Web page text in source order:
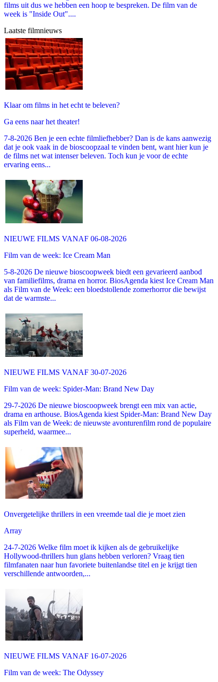
films uit dus we hebben een hoop te bespreken. De film van de
week is "Inside Out"....
Laatste filmnieuws
Klaar om films in het echt te beleven?
Ga eens naar het theater!
7-8-2026 Ben je een echte filmliefhebber? Dan is de kans aanwezig
dat je ook vaak in de bioscoopzaal te vinden bent, want hier kun je
de films net wat intenser beleven. Toch kun je voor de echte
ervaring eens...
NIEUWE FILMS VANAF 06-08-2026
Film van de week: Ice Cream Man
5-8-2026 De nieuwe bioscoopweek biedt een gevarieerd aanbod
van familiefilms, drama en horror. BiosAgenda kiest Ice Cream Man
als Film van de Week: een bloedstollende zomerhorror die bewijst
dat de warmste...
NIEUWE FILMS VANAF 30-07-2026
Film van de week: Spider-Man: Brand New Day
29-7-2026 De nieuwe bioscoopweek brengt een mix van actie,
drama en arthouse. BiosAgenda kiest Spider-Man: Brand New Day
als Film van de Week: de nieuwste avonturenfilm rond de populaire
superheld, waarmee...
Onvergetelijke thrillers in een vreemde taal die je moet zien
Array
24-7-2026 Welke film moet ik kijken als de gebruikelijke
Hollywood-thrillers hun glans hebben verloren? Vraag tien
filmfanaten naar hun favoriete buitenlandse titel en je krijgt tien
verschillende antwoorden,...
NIEUWE FILMS VANAF 16-07-2026
Film van de week: The Odyssey